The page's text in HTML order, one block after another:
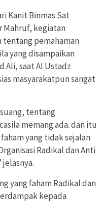
Kanit Binmas Sat
Mahruf, kegiatan
pemahaman
yang disampaikan
Ali, saat Al Ustadz
masyarakatpun sangat
tentang
memang ada. dan itu
yang tidak sejalan
Radikal dan Anti
jelasnya.
yang faham Radikal dan
kepada